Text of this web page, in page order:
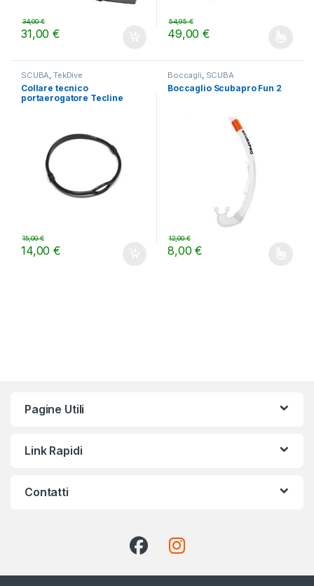
31,00€
34,00€
49,00€
54,95€
Questo prodotto ha più
SCUBA,TekDive
Collare tecnico
portaerogatore Tecline
14,00€
15,00€
Boccagli, SCUBA
Boccaglio Scubapro Fun 2
8,00€
12,00€
Questo prodotto ha più
Pagine Utili
Link Rapidi
Contatti